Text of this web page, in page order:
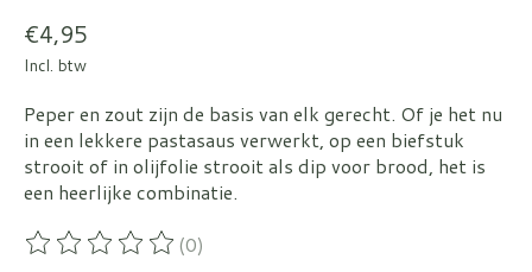
€4,95
Incl. btw
Peper en zout zijn de basis van elk gerecht. Of je het nu
in een lekkere pastasaus verwerkt, op een biefstuk
strooit of in olijfolie strooit als dip voor brood, het is
een heerlijke combinatie.
De beoordeling van dit product is
(0)